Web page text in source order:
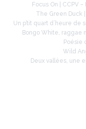
Focus On | CCPV
The Green Duck
Un p’tit quart d’heure de
Bongo White, raggae
Poésie
Wild
Deux vallées, une